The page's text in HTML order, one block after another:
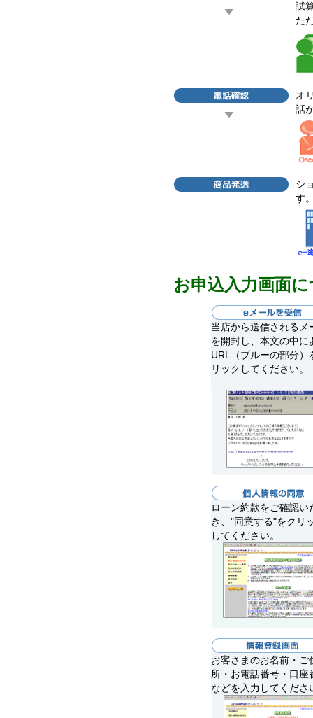
試
た
オ
話
シ
す
お申込入力画面
当店から送信されるメ
を開封し、本文の中に
URL（ブルーの部分）
リックしてください。
ローン約款をご確認い
き、"同意する"をクリ
してください。
お客さまのお名前・ご
所・お電話番号・口座
などを入力してくださ